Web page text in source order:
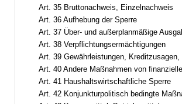
Art. 35 Bruttonachweis, Einzelnachweis
Art. 36 Aufhebung der Sperre
Art. 37 Über- und außerplanmäßige
Art. 38 Verpflichtungsermächtigungen
Art. 39 Gewährleistungen, Kreditzusagen,
Art. 40 Andere Maßnahmen von
Art. 41 Haushaltswirtschaftliche Sperre
Art. 42 Konjunkturpolitisch bedingte